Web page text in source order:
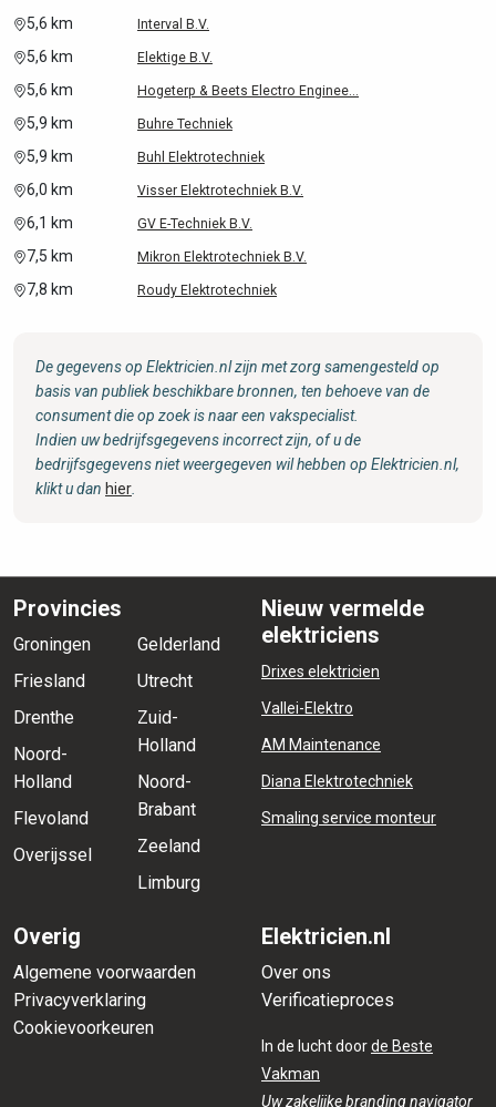
5,6 km Interval B.V.
5,6 km Elektige B.V.
5,6 km Hogeterp & Beets Electro Enginee...
5,9 km Buhre Techniek
5,9 km Buhl Elektrotechniek
6,0 km Visser Elektrotechniek B.V.
6,1 km GV E-Techniek B.V.
7,5 km Mikron Elektrotechniek B.V.
7,8 km Roudy Elektrotechniek
De gegevens op Elektricien.nl zijn met zorg samengesteld op
basis van publiek beschikbare bronnen, ten behoeve van de
consument die op zoek is naar een vakspecialist.
Indien uw bedrijfsgegevens incorrect zijn, of u de
bedrijfsgegevens niet weergegeven wil hebben op Elektricien.nl,
klikt u dan hier
Provincies
Groningen
Friesland
Drenthe
Noord-
Holland
Flevoland
Overijssel
Gelderland
Utrecht
Zuid-
Holland
Noord-
Brabant
Zeeland
Limburg
Nieuw vermelde
elektriciens
Drixes elektricien
Vallei-Elektro
AM Maintenance
Diana Elektrotechniek
Smaling service monteur
Overig
Algemene voorwaarden
Privacyverklaring
Cookievoorkeuren
Elektricien.nl
Over ons
Verificatieproces
In de lucht doorde Beste
Vakman
Uw zakelijke branding navigator